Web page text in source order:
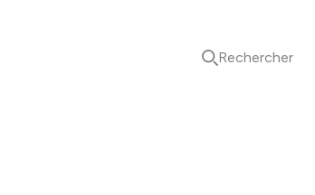
Rechercher